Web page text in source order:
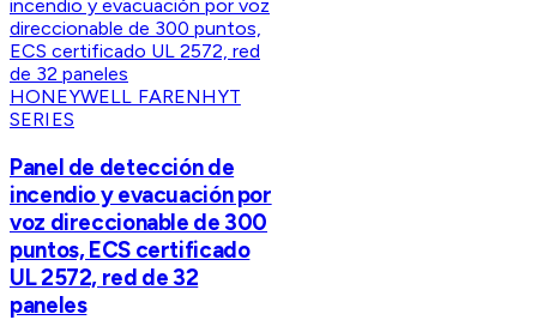
HONEYWELL FARENHYT
SERIES
Panel de detección de
incendio y evacuación por
voz direccionable de 300
puntos, ECS certificado
UL 2572, red de 32
paneles